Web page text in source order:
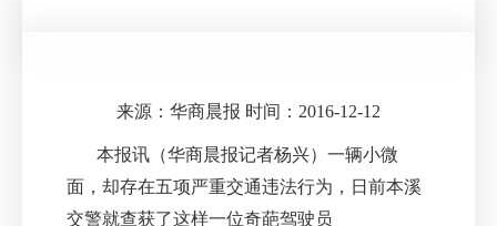
来源：华商晨报 时间：2016-12-12
本报讯（华商晨报记者杨兴）一辆小微
面，却存在五项严重交通违法行为，日前本溪
交警就查获了这样一位奇葩驾驶员